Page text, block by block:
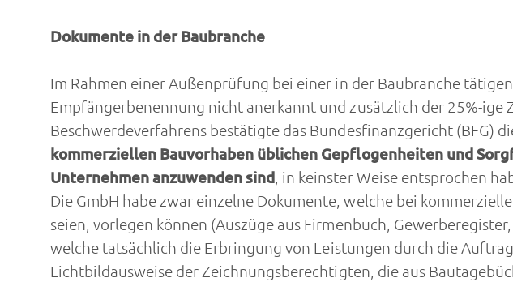
Dokumente in der Baubranche
Im Rahmen einer Außenprüfung bei einer in der Baubranche
Empfängerbenennung nicht anerkannt und zusätzlich der 25%-ige
Beschwerdeverfahrens bestätigte das Bundesfinanzgericht (BFG)
kommerziellen Bauvorhaben üblichen Gepflogenheiten und
Unternehmen anzuwenden sind, in keinster Weise entsprochen
Die GmbH habe zwar einzelne Dokumente, welche bei
seien, vorlegen können (Auszüge aus Firmenbuch,
welche tatsächlich die Erbringung von Leistungen durch die
Lichtbildausweise der Zeichnungsberechtigten, die aus